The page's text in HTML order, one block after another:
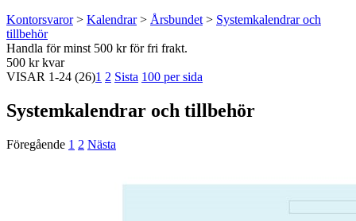
Kontorsvaror> Kalendrar> Årsbundet > Systemkalendrar och
tillbehör
Handla för minst 500 kr för fri frakt.
500 kr kvar
VISAR 1-24 (26)1 2 Sista 100 per sida
Systemkalendrar och tillbehör
Föregående 1 2 Nästa